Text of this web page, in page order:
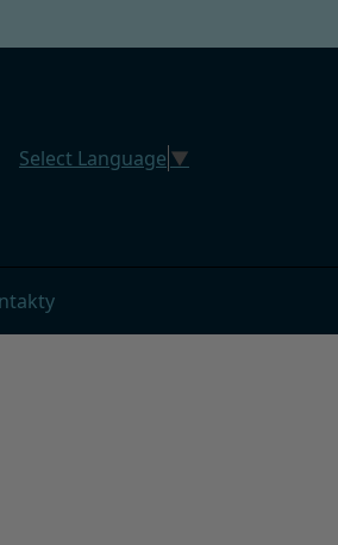
Select Language ▼